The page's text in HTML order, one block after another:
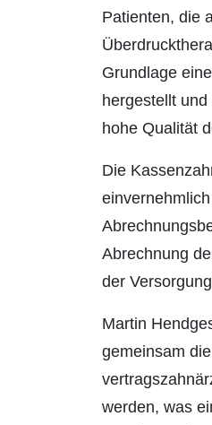
Patienten, die
Grundlage
hergestellt
hohe Qualität
Die
Abrechnung
der
Martin
gemeinsam
werden, was